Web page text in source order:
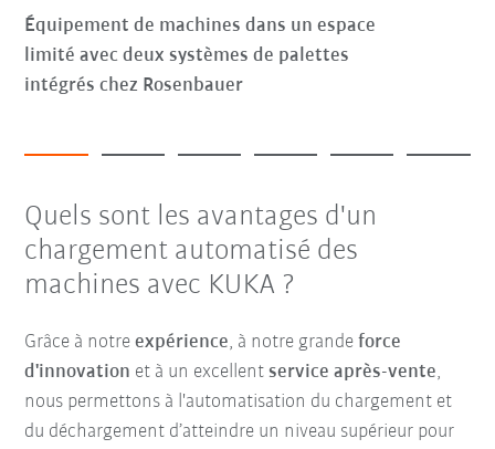
Équipement de machines dans un espace
limité avec deux systèmes de palettes
intégrés chez Rosenbauer
Quels sont les avantages d'un
chargement automatisé des
machines avec KUKA ?
Grâce à notreexpérience, à notre grandeforce
d'innovation et à un excellentservice après-vente,
nous permettons à l'automatisation du chargement et
du déchargement d’atteindre un niveau supérieur pour